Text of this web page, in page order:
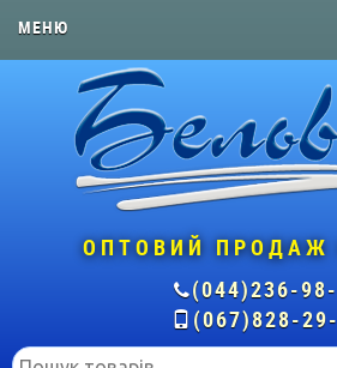
МЕНЮ
ОПТОВИЙ ПРОДАЖ
(044)236-
(067)828-